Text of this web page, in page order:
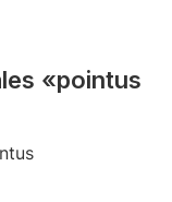
«pointus